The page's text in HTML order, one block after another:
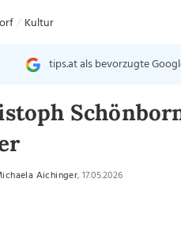
Kultur
tips.at als bevorzugte
Aichinger, 17.05.2026